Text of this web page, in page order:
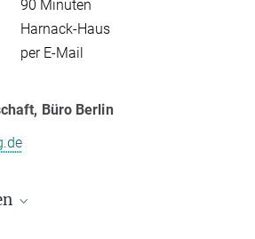
90 Minuten
Harnack-Haus
per E-Mail
Büro Berlin